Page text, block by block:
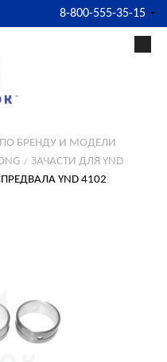
8-800-555-35-15
БРЕНДУ И МОДЕЛИ
ЗАЧАСТИ ДЛЯ YND
YND 4102